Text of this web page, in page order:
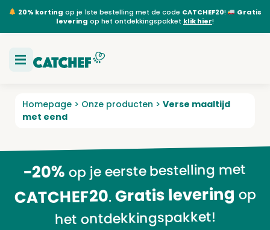
20% korting op je 1ste bestelling met de code CATCHEF20!
Gratis
levering op het ontdekkingspakket klik hier!
Homepage > Onze producten > Verse maaltijd
met eend
-20%op je eerste bestelling met
CATCHEF20.Gratis levering op
het ontdekkingspakket!